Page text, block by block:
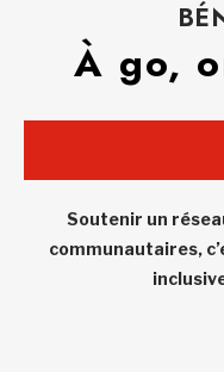
À go,
Soutenir un
communautaires,